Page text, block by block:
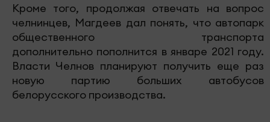
Кроме того, продолжая отвечать на вопрос
челнинцев, Магдеев дал понять, что автопарк
общественного транспорта
дополнительно пополнится в январе 2021 году.
Власти Челнов планируют получить еще раз
новую партию больших автобусов
белорусского производства.